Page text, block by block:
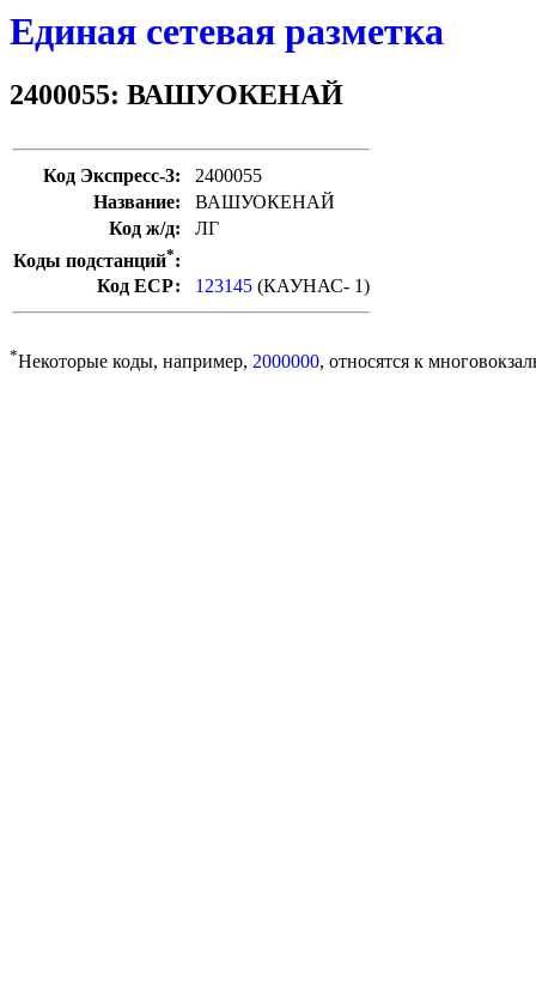
Единая сетевая разметка
2400055: ВАШУОКЕНАЙ
Код Экспресс-3:
2400055
Название:
ВАШУОКЕНАЙ
Код ж/д:
ЛГ
Коды подстанций*:
Код ЕСР:
123145 (КАУНАС- 1)
*Некоторые коды, например, 2000000, относятся к